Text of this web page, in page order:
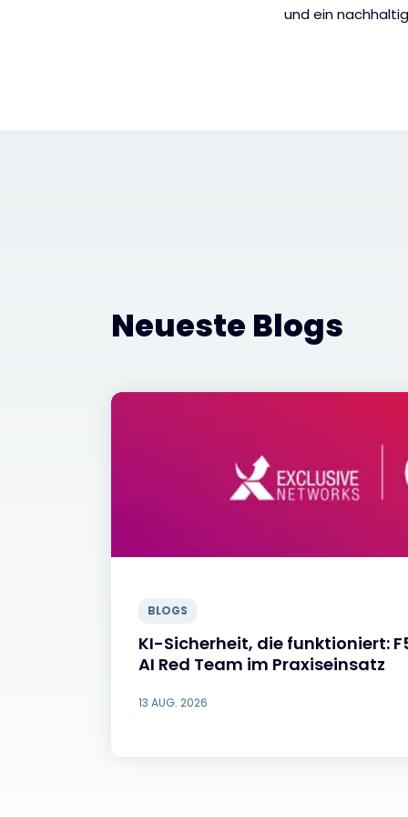
und ein
Neueste Blogs
BLOGS
KI-Sicherheit, die funktioniert:
AI Red Team im Praxiseinsatz
13 AUG. 2026